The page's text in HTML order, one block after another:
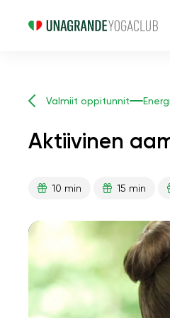
Valmiit oppitunnit
Aktiivinen
10 min 15 min